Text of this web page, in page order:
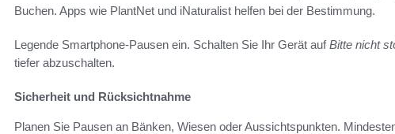
Buchen. Apps wie PlantNet und iNaturalist helfen bei der Bestimmung.
Legende Smartphone-Pausen ein. Schalten Sie Ihr Gerät aufBitte nicht
tiefer abzuschalten.
Sicherheit und Rücksichtnahme
Planen Sie Pausen an Bänken, Wiesen oder Aussichtspunkten.